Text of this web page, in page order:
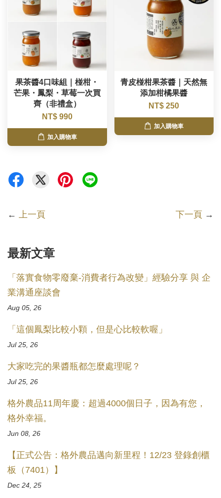
果茶醬4口味組｜椪柑・
芒果・鳳梨・草莓一次買
齊（非禮盒）
NT$ 990
加入購物車
青皮椪柑果茶醬｜天然無
添加柑橘果醬
NT$ 250
加入購物車
← 上一頁 下一頁 →
最新文章
「落實食物零廢棄-消費者行為改變」經驗分享 與 企
業溝通座談會
Aug 05, 26
「這個鳳梨比較小顆，但是心比較軟喔」
Jul 25, 26
大家吃完的果醬瓶都怎麼處理呢？
Jul 25, 26
格外農品11周年慶：超過4000個日子，因為有您，
格外幸福。
Jun 08, 26
【正式公告：格外農品邁向新里程！12/23 登錄創櫃
板（7401）】
Dec 24, 25